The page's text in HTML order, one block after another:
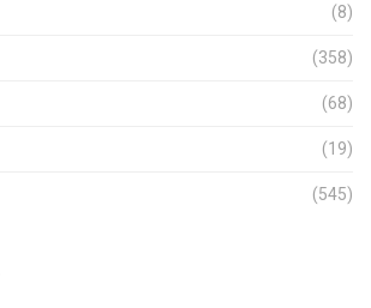
(8)
(358)
(68)
(19)
(545)